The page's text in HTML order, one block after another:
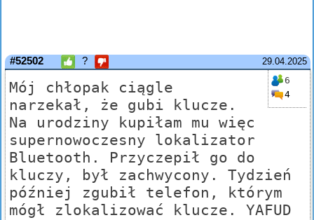
29.04.2025
#52502 ?
6
4
Mój chłopak ciągle
narzekał, że gubi klucze.
Na urodziny kupiłam mu więc
supernowoczesny lokalizator
Bluetooth. Przyczepił go do
kluczy, był zachwycony. Tydzień
później zgubił telefon, którym
mógł zlokalizować klucze. YAFUD